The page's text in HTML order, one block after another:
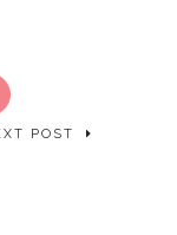
POST